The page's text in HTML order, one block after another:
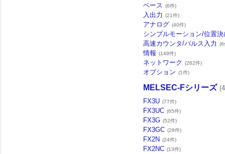
ベース (6件)
入出力 (21件)
アナログ (40件)
シンプルモーション/位置決
高速カウンタ/パルス入力
(6
情報 (149件)
ネットワーク (262件)
オプション (1件)
MELSEC-Fシリーズ
FX3U (77件)
FX3UC (65件)
FX3G (52件)
FX3GC (28件)
FX2N (24件)
FX2NC (13件)